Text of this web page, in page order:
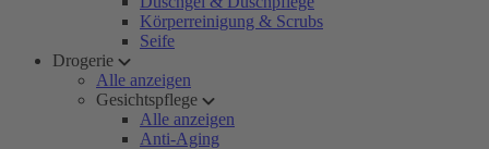
Körperreinigung & Scrubs
Seife
Drogerie
Alle anzeigen
Gesichtspflege
Alle anzeigen
Anti-Aging